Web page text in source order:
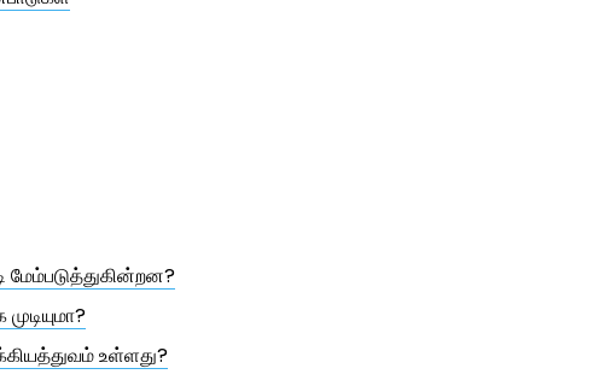
மேம்படுத்துகின்றன?
உள்ளது?